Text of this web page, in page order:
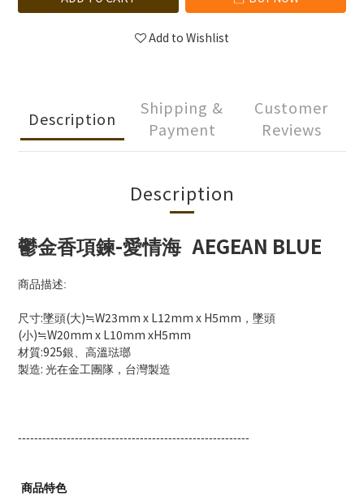
Add to Wishlist
Description
Shipping &
Payment
Customer
Reviews
Description
鬱金香項鍊-愛情海 AEGEAN BLUE
商品描述:
尺寸:墜頭(大)≒W23mm x L12mm x H5mm ，墜頭
(小)≒W20mm x L10mm xH5mm
材質:925銀、高溫琺瑯
製造: 光在金工團隊，台灣製造
---------------------------------------------------------
商品特色